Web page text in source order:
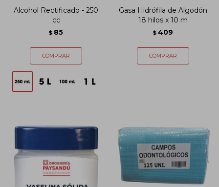
Alcohol Rectificado - 250
cc
$ 85
Gasa Hidrófila de Algodón
18 hilos x 10 m
$ 409